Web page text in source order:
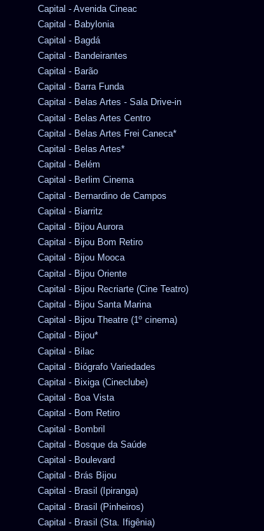
Capital - Avenida Cineac
Capital - Babylonia
Capital - Bagdá
Capital - Bandeirantes
Capital - Barão
Capital - Barra Funda
Capital - Belas Artes - Sala Drive-in
Capital - Belas Artes Centro
Capital - Belas Artes Frei Caneca*
Capital - Belas Artes*
Capital - Belém
Capital - Berlim Cinema
Capital - Bernardino de Campos
Capital - Biarritz
Capital - Bijou Aurora
Capital - Bijou Bom Retiro
Capital - Bijou Mooca
Capital - Bijou Oriente
Capital - Bijou Recriarte (Cine Teatro)
Capital - Bijou Santa Marina
Capital - Bijou Theatre (1º cinema)
Capital - Bijou*
Capital - Bilac
Capital - Biógrafo Variedades
Capital - Bixiga (Cineclube)
Capital - Boa Vista
Capital - Bom Retiro
Capital - Bombril
Capital - Bosque da Saúde
Capital - Boulevard
Capital - Brás Bijou
Capital - Brasil (Ipiranga)
Capital - Brasil (Pinheiros)
Capital - Brasil (Sta. Ifigênia)